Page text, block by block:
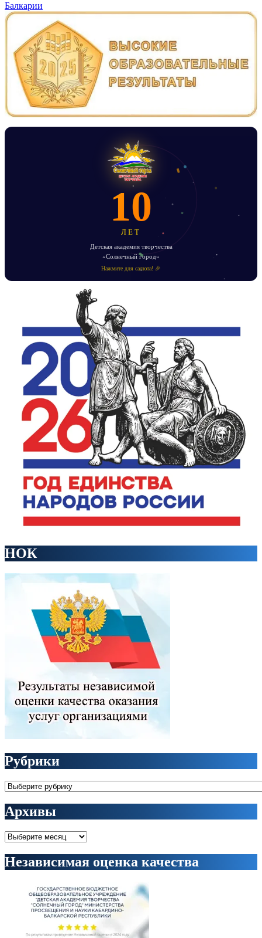
Балкарии
10
ЛЕТ
Детская академия творчества
«Солнечный город»
Нажмите для салюта! 🎉
НОК
Рубрики
Рубрики
Архивы
Архивы
Независимая оценка качества